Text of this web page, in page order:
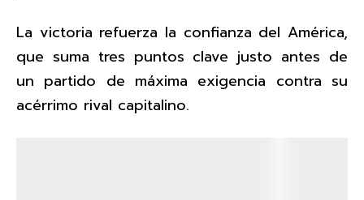
La victoria refuerza la confianza del América,
que suma tres puntos clave justo antes de
un partido de máxima exigencia contra su
acérrimo rival capitalino.